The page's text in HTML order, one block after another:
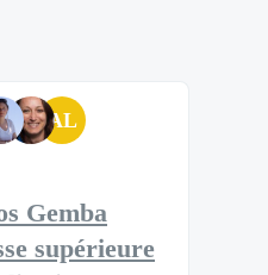
AL
Gemba
supérieure